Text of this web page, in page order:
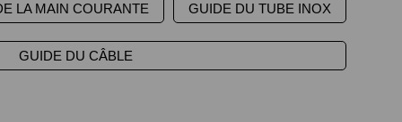
LA MAIN COURANTE GUIDE DU TUBE INOX
GUIDE DU CÂBLE